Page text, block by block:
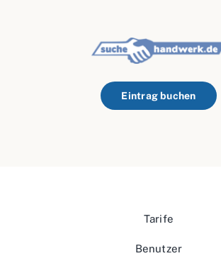
Eintrag buchen
Tarife
Benutzer